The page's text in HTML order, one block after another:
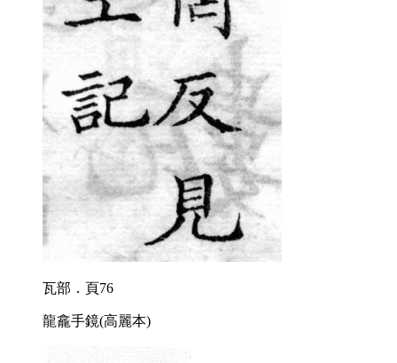
瓦部．頁76
龍龕手鏡(高麗本)